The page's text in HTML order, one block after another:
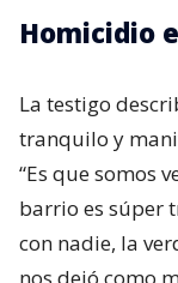
Homicidio
La testigo
tranquilo y
“Es que somos
barrio es súper
con nadie, la
nos dejó como